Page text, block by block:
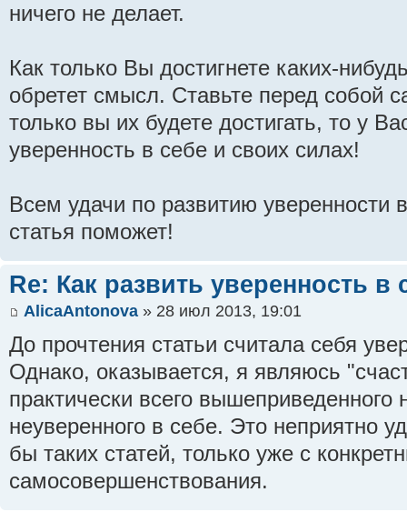
ничего не делает.
Как только Вы достигнете каких-
обретет смысл. Ставьте перед собой
только вы их будете достигать, то у
уверенность в себе и своих силах!
Всем удачи по развитию
статья поможет!
Re: Как развить уверенность в
AlicaAntonova » 28 июл 2013, 19:01
До прочтения статьи считала себя
Однако, оказывается, я являюсь
практически всего вышеприведенного
неуверенного в себе. Это неприятно
бы таких статей, только уже с
самосовершенствования.